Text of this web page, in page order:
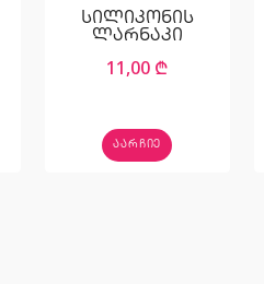
სილიკონის
ლარნაკი
11,00 ₾
ᲐᲐᲠᲩᲘᲔ